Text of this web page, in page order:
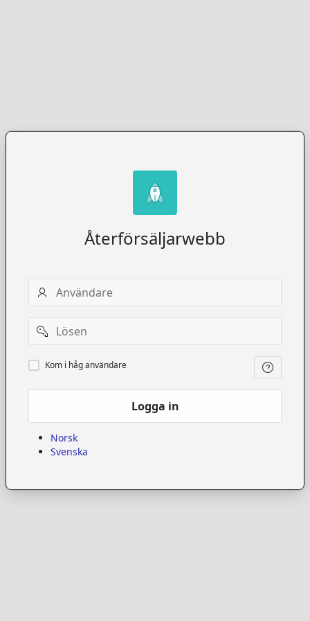
Återförsäljarwebb
Användare
Password
Kom
i
Kom i håg användare
Logga in
Norsk
Svenska